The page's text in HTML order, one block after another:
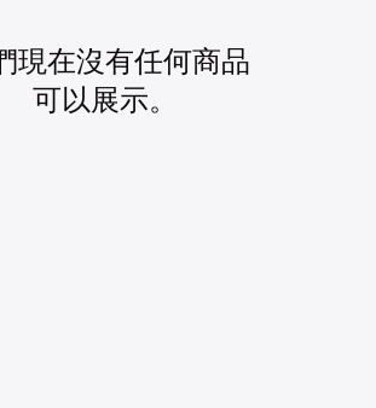
現在沒有任何商品
可以展示。